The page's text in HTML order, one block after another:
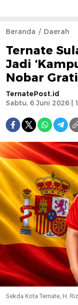
Beranda Daerah
Ternate
Jadi
Nobar
TernatePost.id
Sabtu, 6 Juni 2026 |
Sekda Kota Ternate, H.